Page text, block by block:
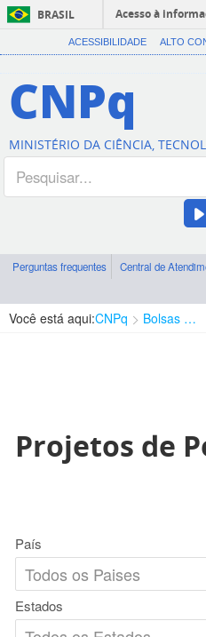
BRASIL
Acesso à
ACESSIBILIDADE ALTO
CNPq
MINISTÉRIO DA CIÊNCIA,
Perguntas frequentes Central de
Você está aqui:CNPq Bolsas e Auxílios Vigentes
Projetos de
País
Estados